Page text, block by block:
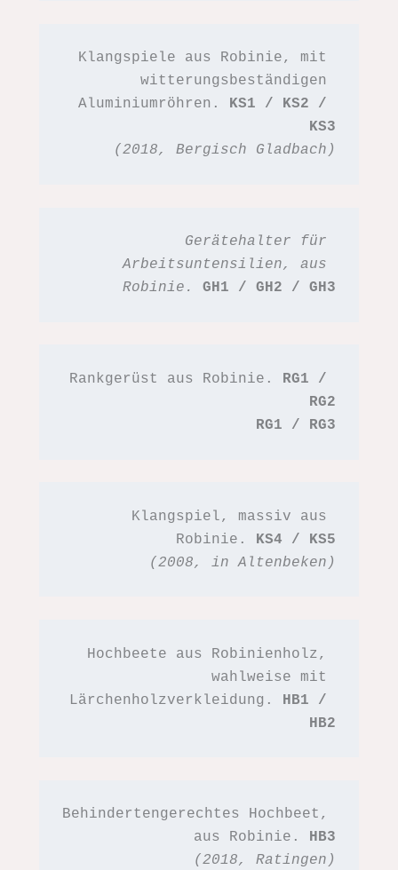
Klangspiele aus Robinie, mit
witterungsbeständigen
Aluminiumröhren. KS1 / KS2 /
KS3
(2018, Bergisch Gladbach)
Gerätehalter für
Arbeitsuntensilien, aus
Robinie.
GH1 / GH2 / GH3
Rankgerüst aus Robinie. RG1 /
RG2
RG1 / RG3
Klangspiel, massiv aus
Robinie. KS4 / KS5
(2008, in Altenbeken)
Hochbeete aus Robinienholz,
wahlweise mit
Lärchenholzverkleidung.
HB1 /
HB2
Behindertengerechtes Hochbeet,
aus Robinie. HB3
(2018, Ratingen)